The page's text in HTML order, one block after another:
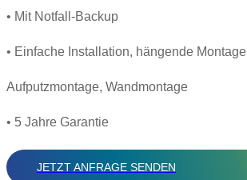
• Mit Notfall-Backup
• Einfache Installation, hängende Montage
Aufputzmontage, Wandmontage
• 5 Jahre Garantie
JETZT ANFRAGE SENDEN